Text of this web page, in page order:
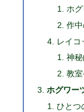
ホ
作
レイコ
神
教
ホグワー
ひとつ